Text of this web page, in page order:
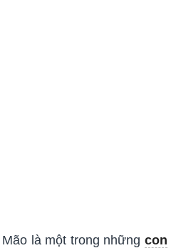
là một trong những con